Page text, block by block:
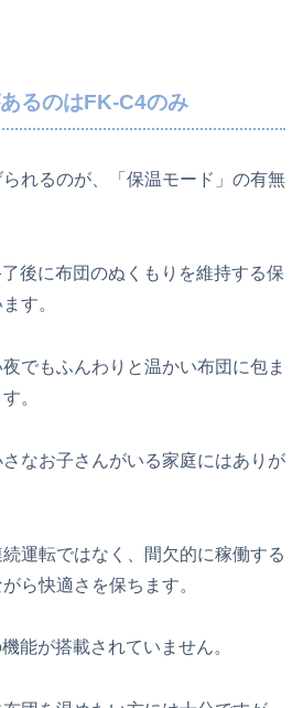
るのはFK‑C4のみ
れるのが、「保温モード」の有無
後に布団のぬくもりを維持する保
す。
でもふんわりと温かい布団に包ま
。
なお子さんがいる家庭にはありが
運転ではなく、間欠的に稼働する
ら快適さを保ちます。
能が搭載されていません。